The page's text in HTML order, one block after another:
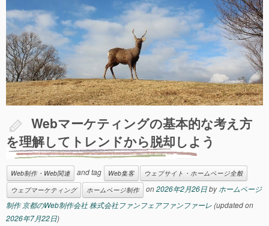
Webマーケティングの基本的な考え方
を理解してトレンドから脱却しよう
Web制作・Web関連 and tag Web集客
ウェブサイト・ホームページ全般
ウェブマーケティング
ホームページ制作 on2026年2月26日byホームページ
制作 京都のWeb制作会社 株式会社ファンフェアファンファーレ(updated on
2026年7月22日)